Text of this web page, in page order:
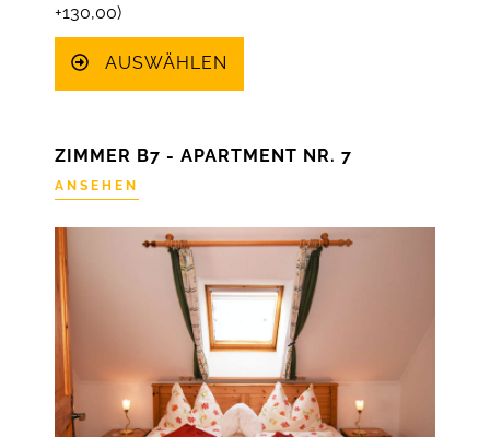
+130,00)
AUSWÄHLEN
ZIMMER B7 - APARTMENT NR. 7
ANSEHEN